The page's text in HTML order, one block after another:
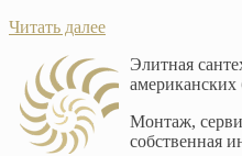
Читать далее
Элитная
американских
Монтаж,
собственная